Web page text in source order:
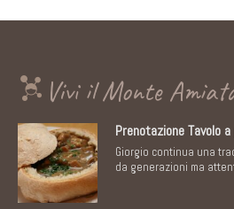
Vivi il Monte
Prenotazione Tavolo
Giorgio continua una
da generazioni ma